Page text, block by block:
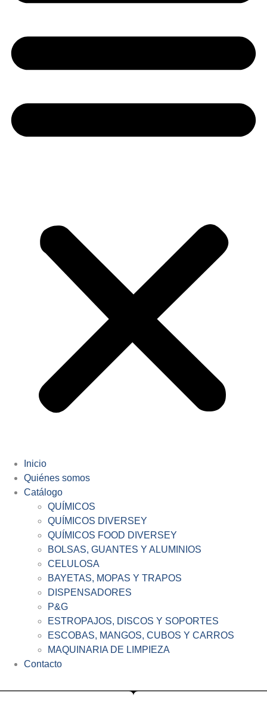
Inicio
Quiénes somos
Catálogo
QUÍMICOS
QUÍMICOS DIVERSEY
QUÍMICOS FOOD DIVERSEY
BOLSAS, GUANTES Y ALUMINIOS
CELULOSA
BAYETAS, MOPAS Y TRAPOS
DISPENSADORES
P&G
ESTROPAJOS, DISCOS Y SOPORTES
ESCOBAS, MANGOS, CUBOS Y CARROS
MAQUINARIA DE LIMPIEZA
Contacto